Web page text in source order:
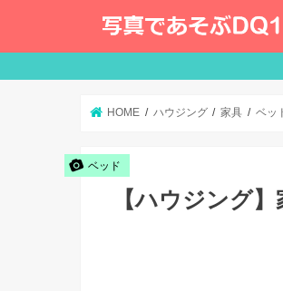
HOME ハウジング 家具 ベッ
ベッド
【ハウジング